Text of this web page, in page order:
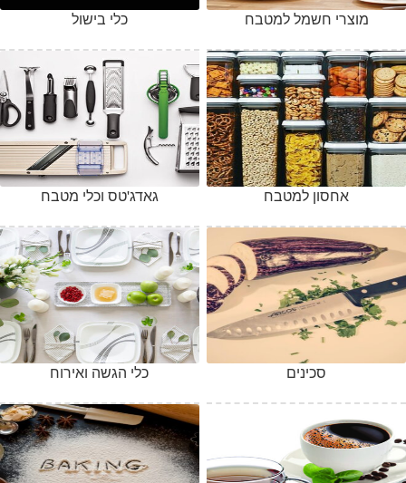
כלי בישול מוצרי חשמל למטבח
גאדג'טס וכלי מטבח אחסון למטבח
כלי הגשה ואירוח סכינים